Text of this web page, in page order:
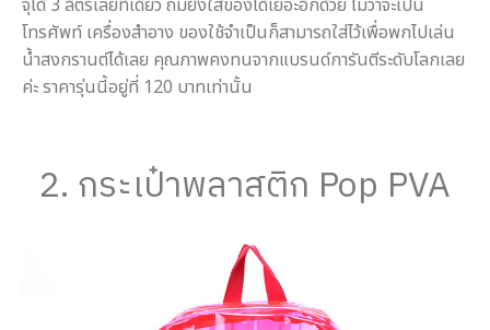
จุได้ 3 ลิตรเลยทีเดียว ถมยังใส่ของได้เยอะอีกด้วย ไม่ว่าจะเป็น
โทรศัพท์ เครื่องสำอาง ของใช้จำเป็นก็สามารถใส่ไว้เพื่อพกไปเล่น
น้ำสงกรานต์ได้เลย คุณภาพคงทนจากแบรนด์การันตีระดับโลกเลย
ค่ะ ราคารุ่นนี้อยู่ที่ 120 บาทเท่านั้น
2. กระเป๋าพลาสติก Pop PVA